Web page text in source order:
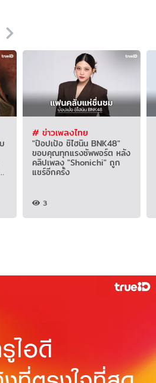
# ข่าวเพลงไทย
"ป๊อปเป้อ ชิไฮนิน BNK48"
ขอบคุณทุกแรงซัพพอร์ต หลัง
คลิปเพลง "Shonichi" ถูก
แชร์อีกครั้ง
3